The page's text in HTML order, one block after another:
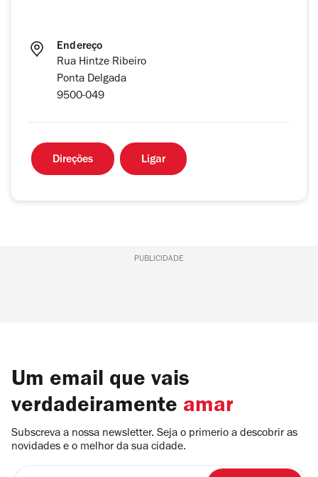
Endereço
Rua Hintze Ribeiro
Ponta Delgada
9500-049
Direções Ligar
PUBLICIDADE
Um email que vais
verdadeiramente amar
Subscreva a nossa newsletter. Seja o primerio a descobrir as
novidades e o melhor da sua cidade.